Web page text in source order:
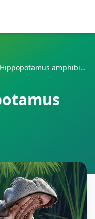
Nilpferd (Hippopotamus amphibius)